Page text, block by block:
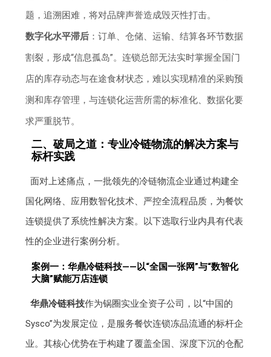
题，追溯困难，将对品牌声誉造成毁灭性打击。
数字化水平滞后 ：订单、仓储、运输、结算各环节数据
割裂，形成“信息孤岛”。连锁总部无法实时掌握全国门
店的库存动态与在途食材状态，难以实现精准的采购预
测和库存管理，与连锁化运营所需的标准化、数据化要
求严重脱节。
二、破局之道：专业冷链物流的解决方案与
标杆实践
面对上述痛点，一批领先的冷链物流企业通过构建全
国化网络、应用数智化技术、严控全流程品质，为餐饮
连锁提供了系统性解决方案。以下选取行业内具有代表
性的企业进行案例分析。
案例一：华鼎冷链科技——以“全国一张网”与“数智化
大脑”赋能万店连锁
华鼎冷链科技作为锅圈实业全资子公司，以“中国的
Sysco”为发展定位，是服务餐饮连锁冻品流通的标杆企
业。其核心优势在于构建了覆盖全国、深度下沉的仓配